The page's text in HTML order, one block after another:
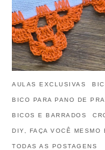
AULAS EXCLUSIVAS
BICO PARA PANO DE
BICOS E BARRADOS
DIY, FAÇA VOCÊ MESMO
TODAS AS POSTAGENS